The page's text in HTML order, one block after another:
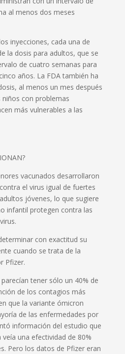
al menos dos meses
inyecciones, cada una de
la dosis para adultos, que se
de cuatro semanas para
años. La FDA también ha
al menos un mes después
niños con problemas
más vulnerables a las
vacunados desarrollaron
el virus igual de fuertes
jóvenes, lo que sugiere
infantil protegen contra las
con exactitud su
cuando se trata de la
Pfizer.
tener sólo un 40% de
de los contagios más
que la variante ómicron
de las enfermedades por
información del estudio que
una efectividad de 80%
Pero los datos de Pfizer eran